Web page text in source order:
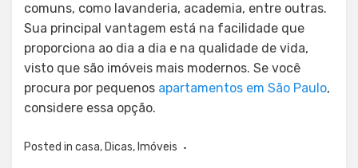
comuns, como lavanderia, academia, entre outras.
Sua principal vantagem está na facilidade que
proporciona ao dia a dia e na qualidade de vida,
visto que são imóveis mais modernos. Se você
procura por pequenos apartamentos em São Paulo,
considere essa opção.
Posted in casa, Dicas, Imóveis